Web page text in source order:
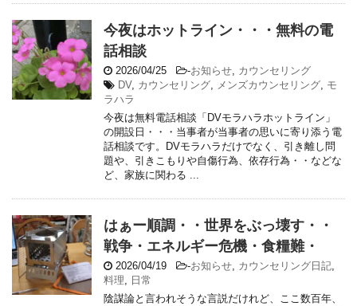
今夜はホットライン・・・無料の電
話相談
2026/04/25 -お知らせ, カウンセリング
DV, カウンセリング, メンズカウンセリング, モ
ラハラ
今夜は無料電話相談「DVモラハラホットライン」
の開設日・・・当事者が当事者の思いに寄り添う電
話相談です。DVモラハラだけでなく、引き離し問
題や、引きこもりや自傷行為、依存行為・・などな
ど、家族に関わる ...
はぁー順調・・世界をぶっ壊す・・
戦争・エネルギー危機・食糧難・
2026/04/19 -お知らせ, カウンセリング日記,
料理, 日常
陰謀論と言われそうな言説だけれど、ここ数百年、